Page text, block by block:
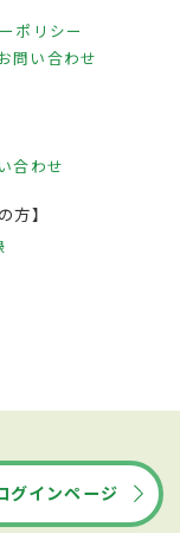
ポリシー
問い合わせ
合わせ
方】
グインページ